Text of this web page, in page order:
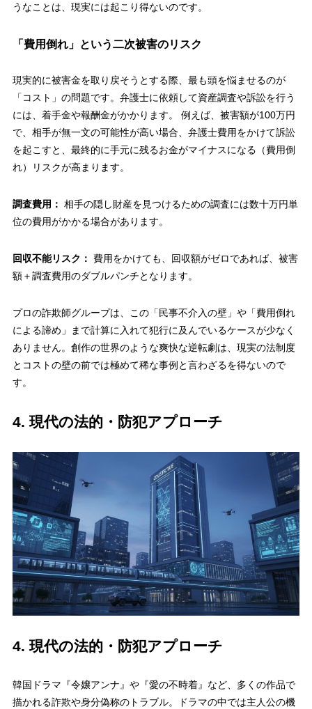
うなことは、現実には起こり得ないのです。
「費用倒れ」という二次被害のリスク
現実的に被害金を取り戻そうとする際、最も頭を悩ませるのが
「コスト」の問題です。弁護士に依頼して資産調査や訴訟を行う
には、着手金や報酬金がかかります。 例えば、被害額が100万円
で、相手が無一文の可能性が高い場合、弁護士費用をかけて訴訟
を起こすと、最終的に手元に残るお金がマイナスになる（費用倒
れ）リスクが高まります。
調査費用： 相手の隠し財産を見つけるための調査には数十万円単
位の費用がかかる場合があります。
回収不能リスク： 費用をかけても、回収額がゼロであれば、被害
額＋調査費用のダブルパンチとなります。
プロの詐欺師グループは、この「民事不介入の壁」や「費用倒れ
による諦め」まで計算に入れて犯行に及んでいるケースが少なく
ありません。創作の世界のような爽快な逆転劇は、現実の法制度
とコストの壁の前では極めて稀な事例と言わざるを得ないので
す。
4. 現代の法的・防犯アプローチ
4. 現代の法的・防犯アプローチ
韓国ドラマ『令嬢アンナ』や『愛の不時着』など、多くの作品で
描かれる詐欺や身分偽称のトラブル。ドラマの中では主人公の機